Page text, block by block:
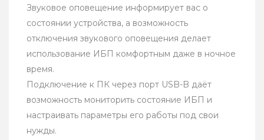
Звуковое оповещение информирует вас о
состоянии устройства, а возможность
отключения звукового оповещения делает
использование ИБП комфортным даже в ночное
время.
Подключение к ПК через порт USB-B даёт
возможность мониторить состояние ИБП и
настраивать параметры его работы под свои
нужды.